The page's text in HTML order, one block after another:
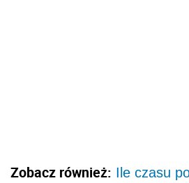
Zobacz również: Ile czasu